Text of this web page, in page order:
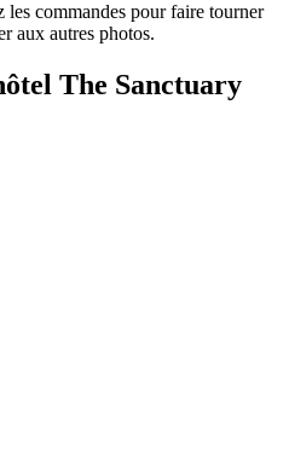
commandes pour faire tourner
aux autres photos.
The Sanctuary